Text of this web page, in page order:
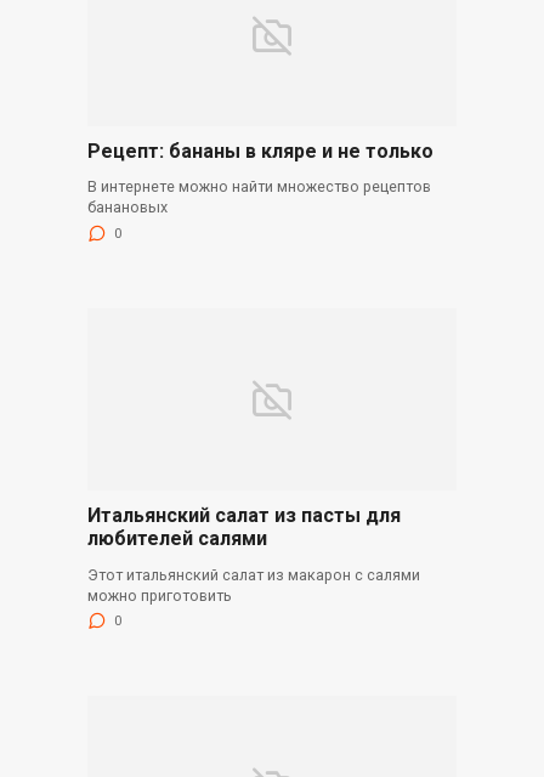
Рецепт: бананы в кляре и не только
В интернете можно найти множество рецептов
банановых
0
Итальянский салат из пасты для
любителей салями
Этот итальянский салат из макарон с салями
можно приготовить
0